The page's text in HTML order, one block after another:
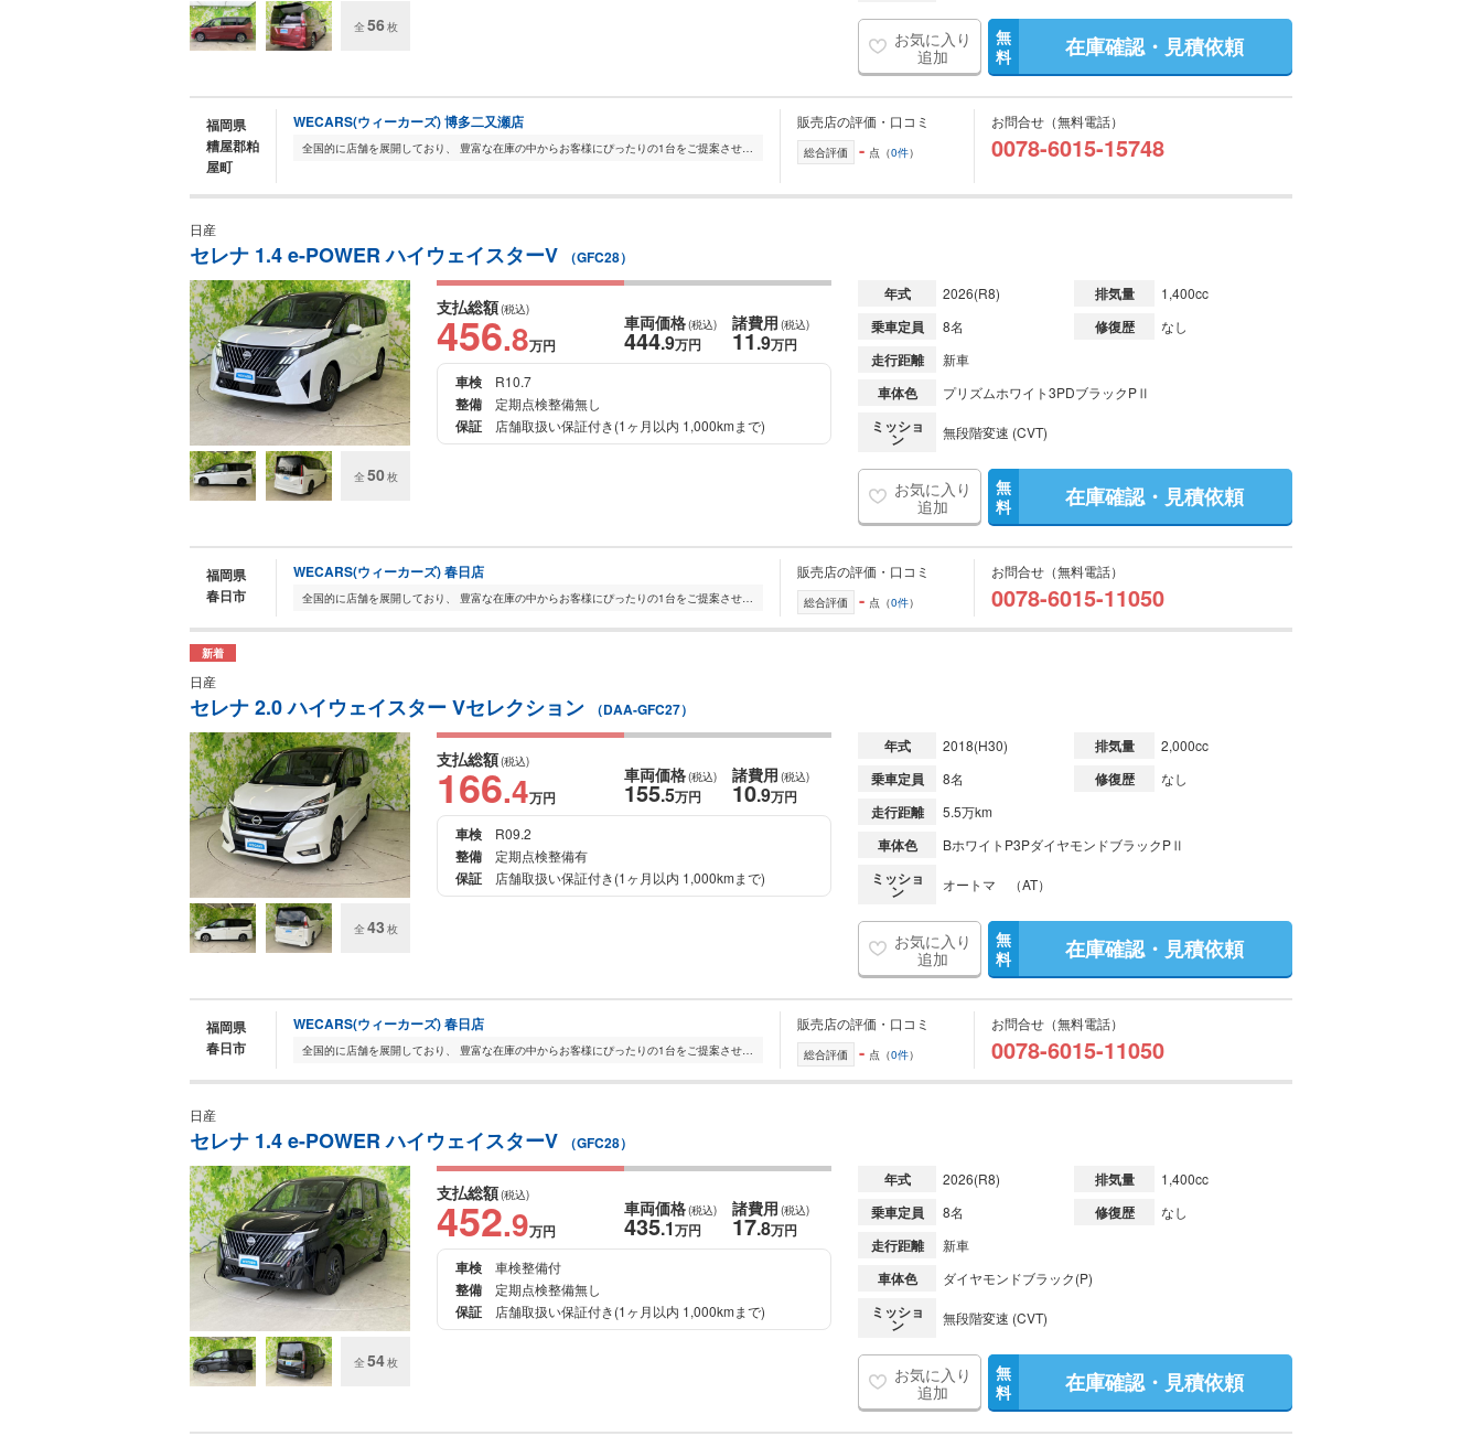
全 56枚
お気に入り
追加
無
料
在庫確認・見積依頼
福岡県
糟屋郡粕
屋町
WECARS(ウィーカーズ) 博多二又瀬店
全国的に店舗を展開しており、 豊富な在庫の中からお客様にぴったりの1台をご提案させていただきます。 国産車から輸入車まで幅広く取り扱っており、 登録済未使用車や...
販売店の評価・口コミ
総合評価 - 点（0件）
お問合せ（無料電話）
0078-6015-15748
日産
セレナ 1.4 e-POWER ハイウェイスターV （GFC28）
全 50枚
支払総額(税込)
456.8万円
車両価格(税込)
444.9万円
諸費用 (税込)
11.9万円
車検
R10.7
整備 定期点検整備無し
保証 店舗取扱い保証付き(1ヶ月以内 1,000kmまで)
年式 2026(R8) 排気量 1,400cc
乗車定員 8名 修復歴 なし
走行距離 新車
車体色 プリズムホワイト3PDブラックPⅡ
ミッショ
ン 無段階変速 (CVT)
お気に入り
追加
無
料
在庫確認・見積依頼
福岡県
春日市
WECARS(ウィーカーズ) 春日店
全国的に店舗を展開しており、 豊富な在庫の中からお客様にぴったりの1台をご提案させていただきます。 国産車から輸入車まで幅広く取り扱っており、 登録済未使用車や...
販売店の評価・口コミ
総合評価 - 点（0件）
お問合せ（無料電話）
0078-6015-11050
新着
日産
セレナ 2.0 ハイウェイスター Vセレクション （DAA-GFC27）
全 43 枚
支払総額(税込)
166.4万円
車両価格(税込)
155.5万円
諸費用 (税込)
10.9万円
車検
R09.2
整備 定期点検整備有
保証 店舗取扱い保証付き(1ヶ月以内 1,000kmまで)
年式 2018(H30) 排気量 2,000cc
乗車定員 8名 修復歴 なし
走行距離 5.5万km
車体色 BホワイトP3PダイヤモンドブラックPⅡ
ミッショ
ン オートマ （AT）
お気に入り
追加
無
料
在庫確認・見積依頼
福岡県
春日市
WECARS(ウィーカーズ) 春日店
全国的に店舗を展開しており、 豊富な在庫の中からお客様にぴったりの1台をご提案させていただきます。 国産車から輸入車まで幅広く取り扱っており、 登録済未使用車や...
販売店の評価・口コミ
総合評価 - 点（0件）
お問合せ（無料電話）
0078-6015-11050
日産
セレナ 1.4 e-POWER ハイウェイスターV （GFC28）
全 54枚
支払総額(税込)
452.9万円
車両価格(税込)
435.1万円
諸費用 (税込)
17.8万円
車検
車検整備付
整備 定期点検整備無し
保証 店舗取扱い保証付き(1ヶ月以内 1,000kmまで)
年式 2026(R8) 排気量 1,400cc
乗車定員 8名 修復歴 なし
走行距離 新車
車体色 ダイヤモンドブラック(P)
ミッショ
ン 無段階変速 (CVT)
お気に入り
追加
無
料
在庫確認・見積依頼